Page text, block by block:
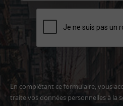
En complétant ce formulaire, vous
traite vos données personnelles à la